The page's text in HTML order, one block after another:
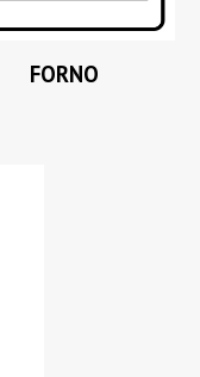
FORNO